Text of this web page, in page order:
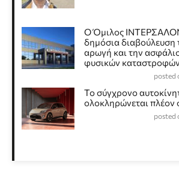
Ο Όμιλος
δημόσια διαβούλευση
αρωγή και την
φυσικών καταστροφών
posted
Το σύγχρονο
ολοκληρώνεται πλέον
posted